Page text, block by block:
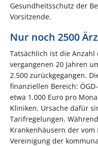
Gesundheitsschutz der
Vorsitzende.
Nur noch 2500
Tatsächlich ist die Anzahl
vergangenen 20 Jahren
2.500 zurückgegangen.
finanziellen Bereich:
etwa 1.000 Euro pro
Kliniken. Ursache dafür
Tarifregelungen.
Krankenhäusern der
Vereinigung der